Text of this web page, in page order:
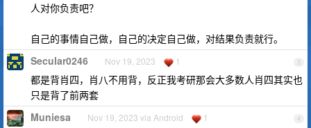
人对你负责吧？
自己的事情自己做，自己的决定自己做，对结果负责就行。
3
Secular0246 Nov 19, 2023 1
都是背肖四，肖八不用背，反正我考研那会大多数人肖四其实也
只是背了前两套
4
Muniesa Nov 19, 2023 via Android 1